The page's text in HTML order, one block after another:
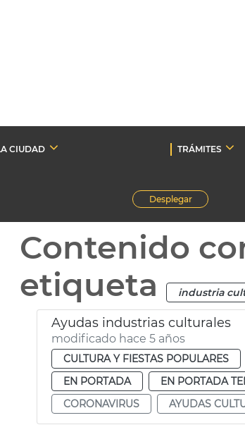
CIUDAD TRÁMITES
Desplegar
Contenido
etiqueta
industria
Ayudas industrias culturales
modificado hace 5 años
CULTURA Y FIESTAS POPULARES
EN PORTADA
EN PORTADA
CORONAVIRUS
AYUDAS